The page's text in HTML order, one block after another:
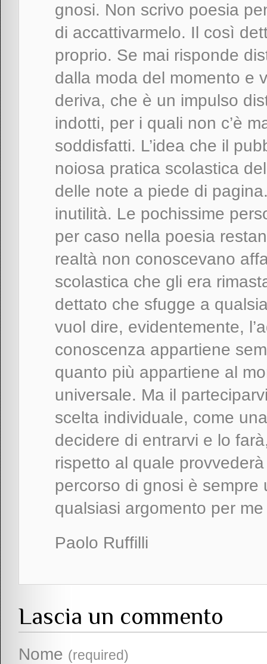
gnosi. Non scrivo poesia
di accattivarmelo. Il così
proprio. Se mai risponde
dalla moda del momento e
deriva, che è un impulso
indotti, per i quali non c’è
soddisfatti. L’idea che il
noiosa pratica scolastica
delle note a piede di
inutilità. Le pochissime
per caso nella poesia
realtà non conoscevano
scolastica che gli era
dettato che sfugge a
vuol dire, evidentemente,
conoscenza appartiene
quanto più appartiene al
universale. Ma il
scelta individuale, come
decidere di entrarvi e lo
rispetto al quale
percorso di gnosi è
qualsiasi argomento per
Paolo Ruffilli
Lascia un commento
Nome (required)